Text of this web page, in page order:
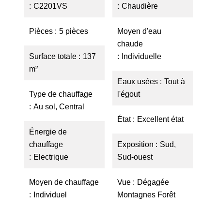
C2201VS
Pièces 5 pièces
Surface totale
137
m²
Type de chauffage
Au sol, Central
Énergie de
chauffage
Electrique
Moyen de chauffage
Individuel
Chaudière
Moyen d'eau
chaude
Individuelle
Eaux usées
Tout à
l'égout
État Excellent état
Exposition
Sud,
Sud-ouest
Vue
Dégagée
Montagnes Forêt